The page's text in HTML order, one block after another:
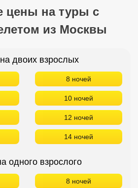
цены на туры с
из Москвы
двоих взрослых
8 ночей
10 ночей
12 ночей
14 ночей
одного взрослого
8 ночей